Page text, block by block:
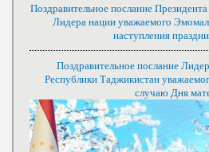
Поздравительное послание
Лидера нации уважаемого
наступления
Поздравительное послание
Республики Таджикистан
случаю Дня